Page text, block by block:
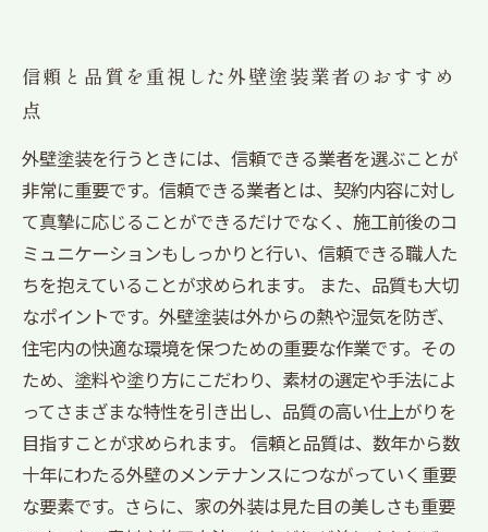
信頼と品質を重視した外壁塗装業者のおすすめ
点
外壁塗装を行うときには、信頼できる業者を選ぶことが
非常に重要です。信頼できる業者とは、契約内容に対し
て真摯に応じることができるだけでなく、施工前後のコ
ミュニケーションもしっかりと行い、信頼できる職人た
ちを抱えていることが求められます。 また、品質も大切
なポイントです。外壁塗装は外からの熱や湿気を防ぎ、
住宅内の快適な環境を保つための重要な作業です。その
ため、塗料や塗り方にこだわり、素材の選定や手法によ
ってさまざまな特性を引き出し、品質の高い仕上がりを
目指すことが求められます。 信頼と品質は、数年から数
十年にわたる外壁のメンテナンスにつながっていく重要
な要素です。さらに、家の外装は見た目の美しさも重要